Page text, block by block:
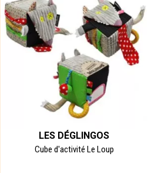
LES DÉGLINGOS
Cube d'activité Le Loup